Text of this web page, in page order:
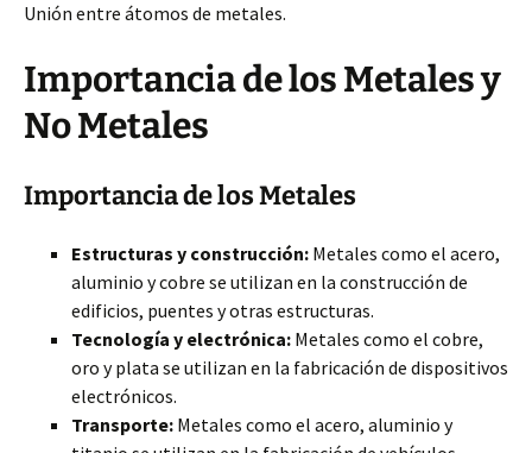
Unión entre átomos de metales.
Importancia de los Metales y
No Metales
Importancia de los Metales
Estructuras y construcción: Metales como el acero,
aluminio y cobre se utilizan en la construcción de
edificios, puentes y otras estructuras.
Tecnología y electrónica: Metales como el cobre,
oro y plata se utilizan en la fabricación de dispositivos
electrónicos.
Transporte: Metales como el acero, aluminio y